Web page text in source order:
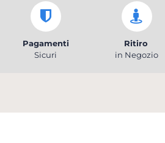
Pagamenti
Sicuri
Ritiro
in Negozio